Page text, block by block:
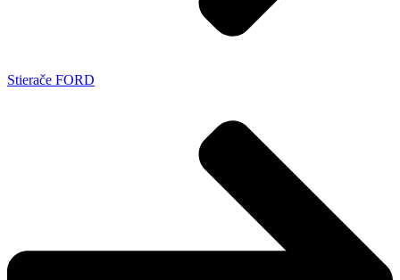
Stierače FORD